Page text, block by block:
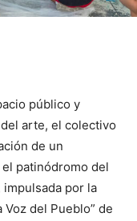
público y
arte, el colectivo
de un
patinódromo del
impulsada por la
Voz del Pueblo” de